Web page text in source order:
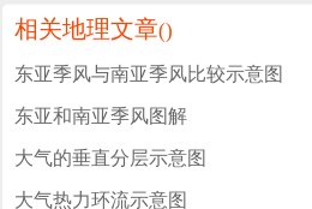
相关地理文章()
东亚季风与南亚季风比较示意图
东亚和南亚季风图解
大气的垂直分层示意图
大气热力环流示意图